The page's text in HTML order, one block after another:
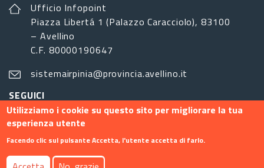
Ufficio Infopoint
Piazza Libertá 1 (Palazzo Caracciolo), 83100
– Avellino
C.F. 80000190647
sistemairpinia@provincia.avellino.it
SEGUICI
Utilizziamo i cookie su questo sito per migliorare la tua
esperienza utente
Facendo clic sul pulsante Accetta, l'utente accetta di farlo.